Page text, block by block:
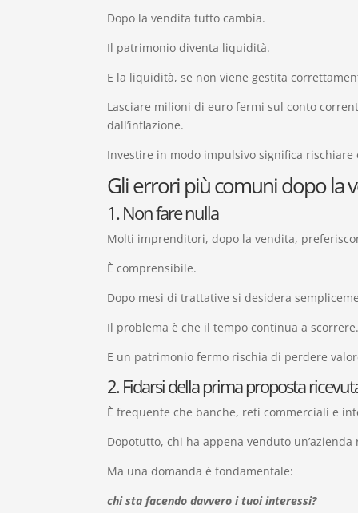
Dopo la vendita tutto cambia.
Il patrimonio diventa liquidità.
E la liquidità, se non viene gestita
Lasciare milioni di euro fermi sul conto
dall’inflazione.
Investire in modo impulsivo significa
Gli errori più comuni dopo la
1. Non fare nulla
Molti imprenditori, dopo la vendita,
È comprensibile.
Dopo mesi di trattative si desidera
Il problema è che il tempo continua a scorrere.
E un patrimonio fermo rischia di perdere
2. Fidarsi della prima proposta
È frequente che banche, reti commerciali e
Dopotutto, chi ha appena venduto
Ma una domanda è fondamentale:
chi sta facendo davvero i tuoi interessi?